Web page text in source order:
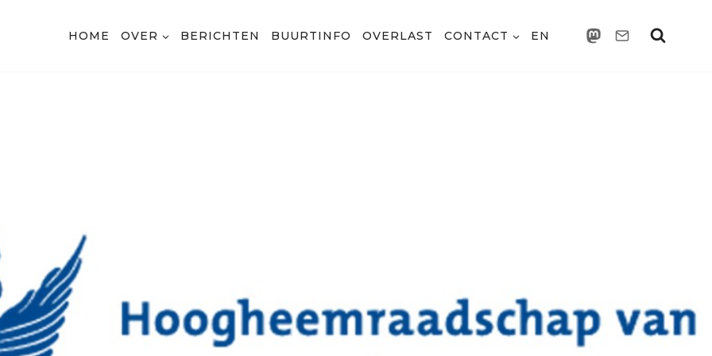
HOME OVER BERICHTEN BUURTINFO OVERLAST CONTACT EN